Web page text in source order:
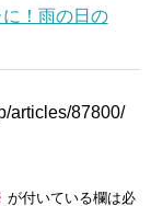
！雨の日の
articles/87800/
が付いている欄は必